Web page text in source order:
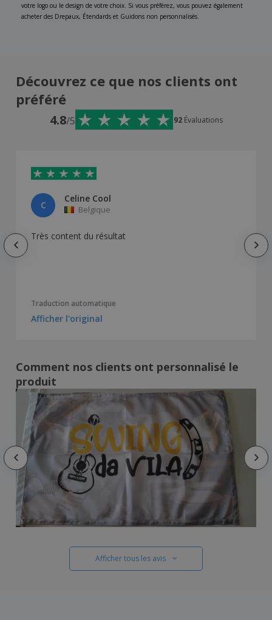
votre logo ou le design de votre choix. Si vous préférez, vous pouvez également
acheter des Drepaux, Étendards et Guidons non personnalisés.
Découvrez ce que nos clients ont
préféré
4.8/5 92 Évaluations
C
Celine Cool
Belgique
Très content du résultat
Traduction automatique
Afficher l'original
Comment nos clients ont personnalisé le
produit
Afficher tous les avis